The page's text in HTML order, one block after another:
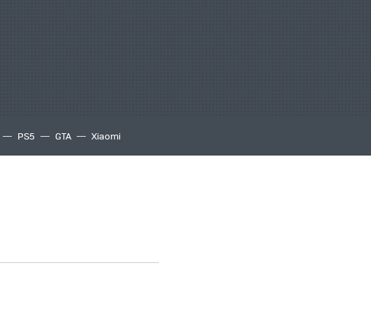
PS5 GTA Xiaomi